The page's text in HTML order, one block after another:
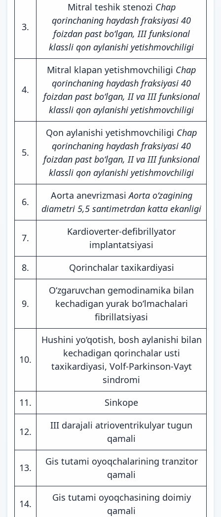
3.
Mitral teshik stenozi Chap
qorinchaning haydash fraksiyasi 40
foizdan past bo‘lgan, III funksional
klassli qon aylanishi yetishmovchiligi
4.
Mitral klapan yetishmovchiligi Chap
qorinchaning haydash fraksiyasi 40
foizdan past bo‘lgan, II va III funksional
klassli qon aylanishi yetishmovchiligi
5.
Qon aylanishi yetishmovchiligi Chap
qorinchaning haydash fraksiyasi 40
foizdan past bo‘lgan, II va III funksional
klassli qon aylanishi yetishmovchiligi
6.
Aorta anevrizmasiAorta o‘zagining
diametri 5,5 santimetrdan katta ekanligi
7.
Kardioverter-defibrillyator
implantatsiyasi
8.
Qorinchalar taxikardiyasi
9.
O‘zgaruvchan gemodinamika bilan
kechadigan yurak bo‘lmachalari
fibrillatsiyasi
10.
Hushini yo‘qotish, bosh aylanishi bilan
kechadigan qorinchalar usti
taxikardiyasi, Volf-Parkinson-Vayt
sindromi
11.
Sinkope
12.
III darajali atrioventrikulyar tugun
qamali
13.
Gis tutami oyoqchalarining tranzitor
qamali
14.
Gis tutami oyoqchasining doimiy
qamali